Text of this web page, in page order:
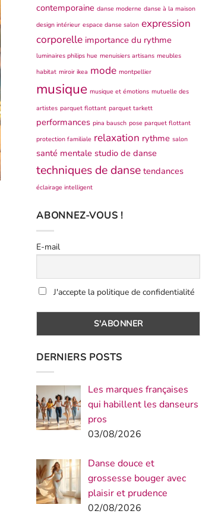
contemporaine danse moderne danse à la maison
design intérieur espace danse salon expression
corporelle importance du rythme
luminaires philips hue menuisiers artisans meubles
habitat miroir ikea mode montpellier
musique musique et émotions mutuelle des
artistes parquet flottant parquet tarkett
performances pina bausch pose parquet flottant
protection familiale relaxation rythme salon
santé mentale studio de danse
techniques de danse tendances
éclairage intelligent
ABONNEZ-VOUS !
E-mail
J'accepte la politique de confidentialité
DERNIERS POSTS
Les marques françaises
qui habillent les danseurs
pros
03/08/2026
Danse douce et
grossesse bouger avec
plaisir et prudence
02/08/2026